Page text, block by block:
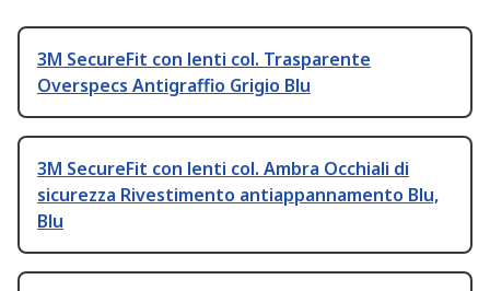
3M SecureFit con lenti col. Trasparente
Overspecs Antigraffio Grigio Blu
3M SecureFit con lenti col. Ambra Occhiali di
sicurezza Rivestimento antiappannamento Blu,
Blu